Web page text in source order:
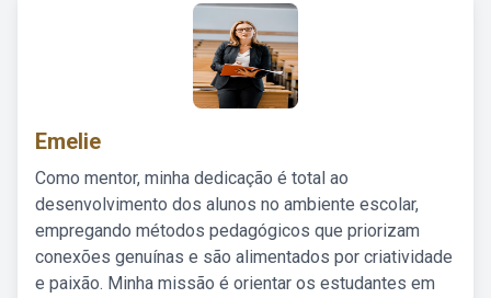
Emelie
Como mentor, minha dedicação é total ao
desenvolvimento dos alunos no ambiente escolar,
empregando métodos pedagógicos que priorizam
conexões genuínas e são alimentados por criatividade
e paixão. Minha missão é orientar os estudantes em